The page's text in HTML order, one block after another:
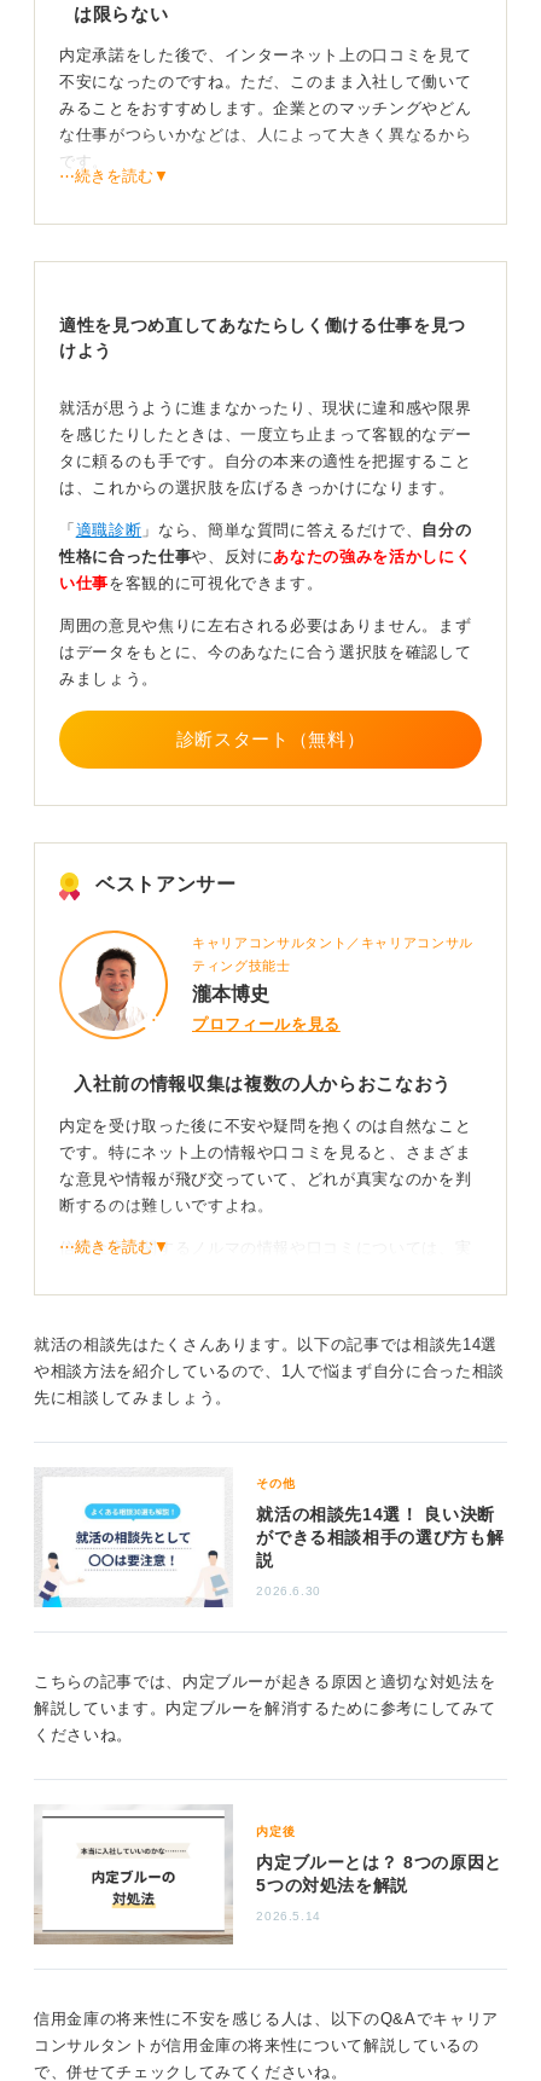
は限らない
内定承諾をした後で、インターネット上の口コミを見て
不安になったのですね。ただ、このまま入社して働いて
みることをおすすめします。企業とのマッチングやどん
な仕事がつらいかなどは、人によって大きく異なるから
です。
ど、自分は別に気にならない」という感想を持つはずで
す。
就活の軸に沿って得た内定が現時点ではベストな結
果
会社も同様です。質問者さんは就活の軸に沿って会社を
能力を見込んで内定を出しているはずです。
お互いが冷静に考えて出した結論を、誰が書いたかわか
「よし、ここで頑張るか」という前向きな気持ちで入社
することが、仕事のパフォーマンスを上げ、成果を出す
ために大切なことと考えます。
⋯続きを読む▼
適性を見つめ直してあなたらしく働ける仕事を見つ
けよう
就活が思うように進まなかったり、現状に違和感や限界
を感じたりしたときは、一度立ち止まって客観的なデー
タに頼るのも手です。自分の本来の適性を把握すること
は、これからの選択肢を広げるきっかけになります。
「 適職診断 」なら、簡単な質問に答えるだけで、 自分の
性格に合った仕事や、反対に あなたの強みを活かしにく
い仕事を客観的に可視化できます。
周囲の意見や焦りに左右される必要はありません。まず
はデータをもとに、今のあなたに合う選択肢を確認して
みましょう。
診断スタート（無料）
ベストアンサー
キャリアコンサルタント／キャリアコンサル
ティング技能士
瀧本博史
プロフィールを見る
入社前の情報収集は複数の人からおこなおう
内定を受け取った後に不安や疑問を抱くのは自然なこと
です。特にネット上の情報や口コミを見ると、さまざま
な意見や情報が飛び交っていて、どれが真実なのかを判
断するのは難しいですよね。
信用金庫に関するノルマの情報や口コミについては、実
考にすると良いでしょう。
しかし1つの口コミや意見を鵜呑みにするのではなく、複
数の情報源から情報を得て、総合的に判断してください
ね。
またあなたが信用金庫の選考を受ける際に大切にしてい
た「プライベートの確保」や「残業の少なさ」などは、
入社後もしっかりと伝え、自分の価値観を大切にしてい
きましょう。
今抱いている不安は働く中で薄れていく可能性が高
い
び込む際の自然な感情です。しかし働き始めると、新し
い環境での人間関係の築き方や自分の役割を見つけるこ
とができ、徐々にその不安は薄れていくと考えられま
公務員という安定した仕事に憧れる気持ちも理解できま
すが、信用金庫という仕事も多くの魅力や可能性を秘め
ています。
入社後は自分の役割やキャリアをしっかりと見つめ直
し、自分の成長のための環境として捉えることで、新し
富なキャリアコンサルタントや先輩社員に相談すること
で、より具体的なアドバイスやサポートを受けることが
できます。あなたの将来が明るく、充実したものとなる
⋯続きを読む▼
就活の相談先はたくさんあります。以下の記事では相談先14選
や相談方法を紹介しているので、1人で悩まず自分に合った相談
先に相談してみましょう。
その他
就活の相談先14選！ 良い決断
ができる相談相手の選び方も解
説
2026.6.30
こちらの記事では、内定ブルーが起きる原因と適切な対処法を
解説しています。内定ブルーを解消するために参考にしてみて
くださいね。
内定後
内定ブルーとは？ 8つの原因と
5つの対処法を解説
2026.5.14
信用金庫の将来性に不安を感じる人は、以下のQ&Aでキャリア
コンサルタントが信用金庫の将来性について解説しているの
で、併せてチェックしてみてくださいね。